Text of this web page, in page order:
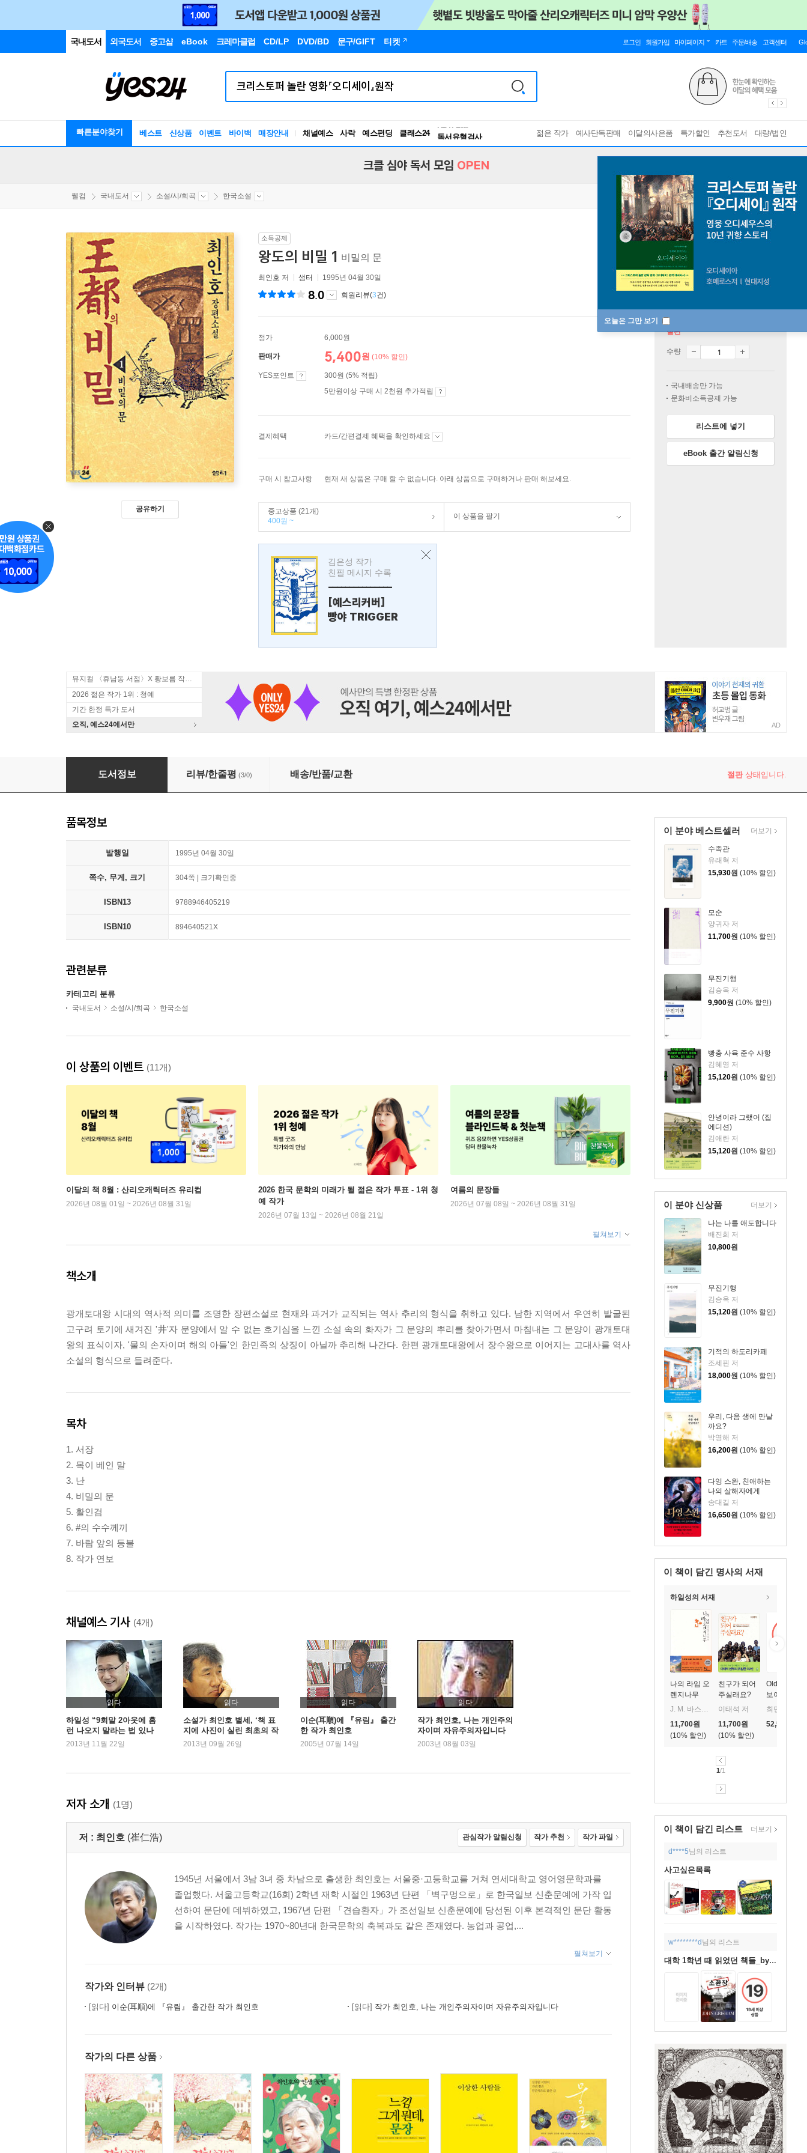
국내도서 외국도서 중고샵 eBook 크레마클럽 CD/LP DVD/BD 문구/GIFT 티켓 로그인 회원가입 마이페이지 카트 주문/배송 고객센터
빠른분야찾기 베스트 신상품 이벤트 바이백 매장안내 채널예스 사락 예스펀딩 클래스24
독서유형검사
RBTI Lab
젊은 작가 예사단독판매 이달의사은품 특가할인 추천도서 대량/법인
오늘은 그만 보기
크클 심야 독서 모임 OPEN
웰컴 국내도서 소설/시/희곡 한국소설
공유하기
소득공제
왕도의 비밀 1 비밀의 문
최인호 저 샘터 1995년 04월 30일
8.0 회원리뷰(3건)
정가 6,000원
판매가 5,400원 (10% 할인)
YES포인트
300원 (5% 적립)
5만원이상 구매 시 2천원 추가적립
결제혜택 카드/간편결제 혜택을 확인하세요
구매 시 참고사항 현재 새 상품은 구매 할 수 없습니다. 아래 상품으로 구매하거나 판매 해보세요.
중고상품 (21개)
400원 ~
이 상품을 팔기
김은성 작가
친필 메시지 수록
---------------
[예스리커버]
빵야 TRIGGER
절판
수량
국내배송만 가능
문화비소득공제 가능
리스트에 넣기
eBook 출간 알림신청
뮤지컬 〈휴남동 서점〉X 황보름 작가 북토크
2026 젊은 작가 1위 : 청예
기간 한정 특가 도서
오직, 예스24에서만
AD
왕도의 비밀 1
도서정보 리뷰/한줄평 (3/0) 배송/반품/교환 절판상태입니다.
이 분야 베스트셀러
수족관
유래혁 저
15,930원 (10% 할인)
모순
양귀자 저
11,700원 (10% 할인)
무진기행
김승옥 저
9,900원 (10% 할인)
빵충 사육 준수 사항
김혜영 저
15,120원 (10% 할인)
안녕이라 그랬어 (집
에디션)
김애란 저
15,120원 (10% 할인)
더보기
이 분야 신상품
나는 나를 애도합니다
배진희 저
10,800원
무진기행
김승옥 저
15,120원 (10% 할인)
기적의 하도리카페
조세핀 저
18,000원 (10% 할인)
우리, 다음 생에 만날
까요?
박영해 저
16,200원 (10% 할인)
다잉 스완, 친애하는
나의 살해자에게
송대길 저
16,650원 (10% 할인)
더보기
이 책이 담긴 명사의 서재
하일성의 서재
나의 라임 오
렌지나무
J. M. 바스콘셀로스 저/박동원 역
10%
11,700원
친구가 되어
주실래요?
이태석 저
10%
11,700원
Oldboy (올
보이) (한글
무자막)(Blu-
52,500
1/1
이 책이 담긴 리스트 더보기
d****5님의 리스트
사고싶은목록
w********d 님의 리스트
대학 1학년 때 읽었던 책들_by녹차
품목정보
발행일 1995년 04월 30일
쪽수, 무게, 크기 304쪽 | 크기확인중
ISBN13 9788946405219
ISBN10 894640521X
관련분류
카테고리 분류
국내도서 소설/시/희곡 한국소설
이 상품의 이벤트 (11개)
이달의 책 8월 : 산리오캐릭터즈 유리컵
2026년 08월 01일 ~ 2026년 08월 31일
2026 한국 문학의 미래가 될 젊은 작가 투표 - 1위 청
예 작가
2026년 07월 13일 ~ 2026년 08월 21일
여름의 문장들
2026년 07월 08일 ~ 2026년 08월 31일
펼쳐보기
책소개
광개토대왕 시대의 역사적 의미를 조명한 장편소설로 현재와 과거가 교직되는 역사 추리의 형식을 취하고 있다. 남한 지역에서 우연히 발굴된
고구려 토기에 새겨진 '井'자 문양에서 알 수 없는 호기심을 느낀 소설 속의 화자가 그 문양의 뿌리를 찾아가면서 마침내는 그 문양이 광개토대
왕의 표식이자, '물의 손자이며 해의 아들'인 한민족의 상징이 아닐까 추리해 나간다. 한편 광개토대왕에서 장수왕으로 이어지는 고대사를 역사
소설의 형식으로 들려준다.
목차
1. 서장
2. 목이 베인 말
3. 난
4. 비밀의 문
5. 활인검
6. #의 수수께끼
7. 바람 앞의 등불
8. 작가 연보
채널예스 기사 (4개)
읽다
하일성 “9회말 2아웃에 홈
런 나오지 말라는 법 있나
요?”
2013년 11월 22일
읽다
소설가 최인호 별세, ‘책 표
지에 사진이 실린 최초의 작
가’
2013년 09월 26일
읽다
이순(耳順)에 『유림』 출간
한 작가 최인호
2005년 07월 14일
읽다
작가 최인호, 나는 개인주의
자이며 자유주의자입니다
2003년 08월 03일
저자 소개 (1명)
저 : 최인호 (崔仁浩) 관심작가 알림신청 작가 추천 작가 파일
1945년 서울에서 3남 3녀 중 차남으로 출생한 최인호는 서울중·고등학교를 거쳐 연세대학교 영어영문학과를
졸업했다. 서울고등학교(16회) 2학년 재학 시절인 1963년 단편 「벽구멍으로」로 한국일보 신춘문예에 가작 입
선하여 문단에 데뷔하였고, 1967년 단편 「견습환자」가 조선일보 신춘문예에 당선된 이후 본격적인 문단 활동
을 시작하였다. 작가는 1970~80년대 한국문학의 축복과도 같은 존재였다. 농업과 공업,...
펼쳐보기
작가와 인터뷰 (2개)
[읽다] 이순(耳順)에 『유림』 출간한 작가 최인호 [읽다] 작가 최인호, 나는 개인주의자이며 자유주의자입니다
작가의 다른 상품